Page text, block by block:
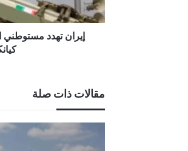
الضاحية
وبيروت
إيران تهدد
مقالات ذات صلة